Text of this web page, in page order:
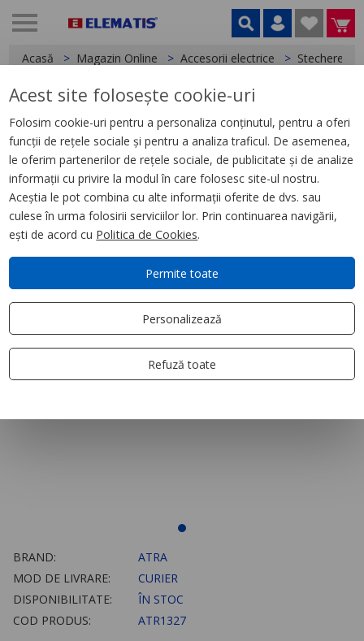
Acasă Magazin Online Accesorii electrice Stechere
< Stechere
Stecher cauciucat cu inel
BRAND:
ATRA
MOD DE LIVRARE:
CURIER
DISPONIBILITATE:
ÎN STOC
COD PRODUS:
ATR1327
Acest site folosește cookie-uri
Folosim cookie-uri pentru a personaliza conținutul, pentru a oferi
funcții de rețele sociale și pentru a analiza traficul. De asemenea,
le oferim partenerilor de rețele sociale, de publicitate și de analize
informații cu privire la modul în care folosesc site-ul nostru.
Aceștia le pot combina cu alte informații oferite de dvs. sau
culese în urma folosirii serviciilor lor. Prin continuarea navigării,
ești de acord cu Politica de Cookies.
Permite toate
Personalizează
Refuză toate